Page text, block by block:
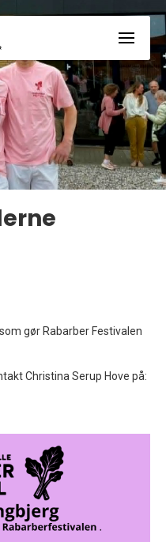
gør Rabarber Festivalen
Christina Serup Hove på: